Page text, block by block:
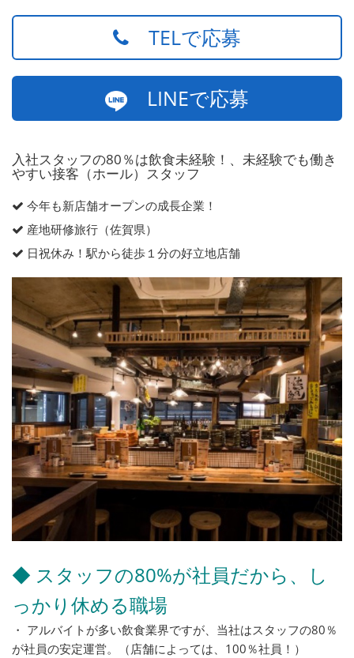
TELで応募
LINEで応募
入社スタッフの80％は飲食未経験！、未経験でも働き
やすい接客（ホール）スタッフ
今年も新店舗オープンの成長企業！
産地研修旅行（佐賀県）
日祝休み！駅から徒歩１分の好立地店舗
◆ スタッフの80%が社員だから、し
っかり休める職場
・ アルバイトが多い飲食業界ですが、当社はスタッフの80％
が社員の安定運営。（店舗によっては、100％社員！）